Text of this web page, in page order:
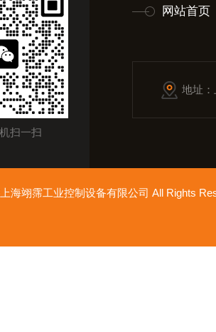
扫一扫
网站首页
地址
海翊霈工业控制设备有限公司 All Rights